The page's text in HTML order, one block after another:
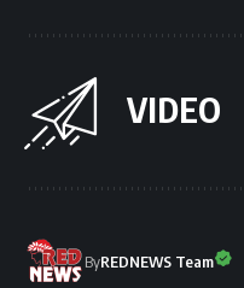
VIDEO
ByREDNEWS Team